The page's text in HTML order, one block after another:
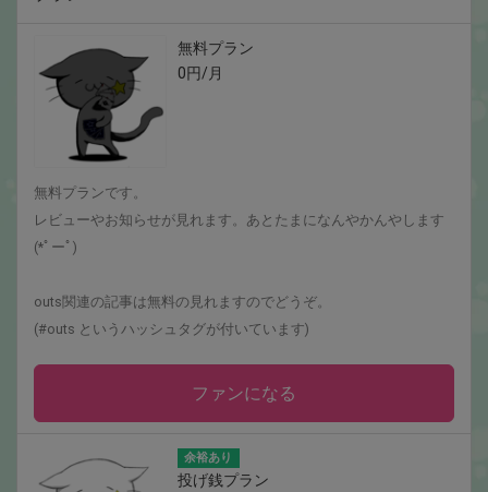
無料プラン
0円/月
無料プランです。
レビューやお知らせが見れます。あとたまになんやかんやします
(*ﾟーﾟ)
outs関連の記事は無料の見れますのでどうぞ。
(#outs というハッシュタグが付いています)
ファンになる
余裕あり
投げ銭プラン